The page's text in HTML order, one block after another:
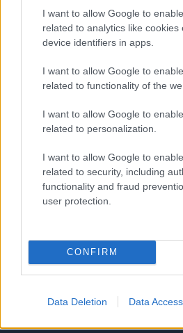
I want to allow Google to
related to analytics like cookies
device identifiers in apps.
I want to allow Google to
related to functionality of the
I want to allow Google to
related to personalization.
I want to allow Google to
related to security, including
functionality and fraud
user protection.
CONFIRM
Data Deletion Data Access
Talán, ha más fejlesztések is vannak
Nem, nekem a mostani tárhely is elég
Korábbi szavazások